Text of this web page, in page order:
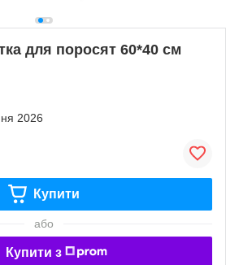
для поросят 60*40 см
2026
Купити
або
Купити з